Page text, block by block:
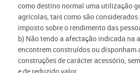
como destino normal uma utilização
agrícolas, tais como são
imposto sobre o rendimento das
b) Não tendo a afectação indicada na
encontrem construídos ou disponham
construções de carácter acessório,